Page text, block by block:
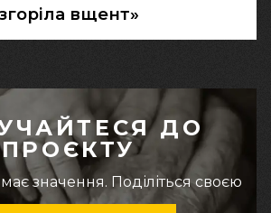
вщент»
ДО
ПРОЄКТУ
має значення. Поділіться своєю